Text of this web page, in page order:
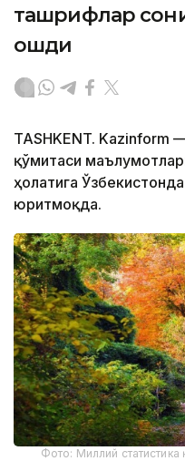
ташрифлар
ошди
TASHKENT. Kazinform
қўмитаси
ҳолатига
юритмоқда.
Фото: Миллий статистика